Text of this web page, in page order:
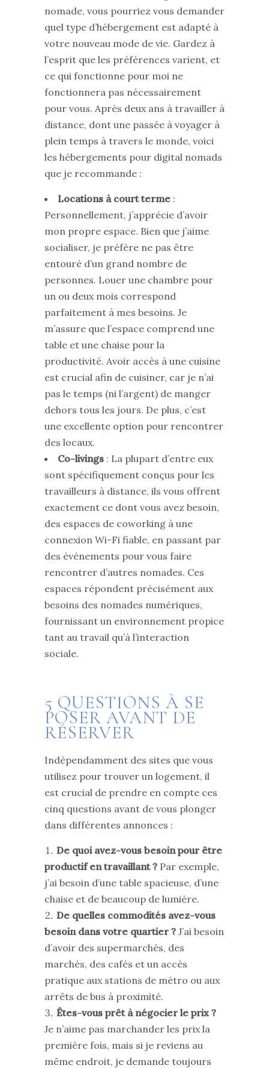
nomade, vous pourriez vous demander
quel type d’hébergement est adapté à
votre nouveau mode de vie. Gardez à
l’esprit que les préférences varient, et
ce qui fonctionne pour moi ne
fonctionnera pas nécessairement
pour vous. Après deux ans à travailler à
distance, dont une passée à voyager à
plein temps à travers le monde, voici
les hébergements pour digital nomads
que je recommande :
Locations à court terme :
Personnellement, j’apprécie d’avoir
mon propre espace. Bien que j’aime
socialiser, je préfère ne pas être
entouré d’un grand nombre de
personnes. Louer une chambre pour
un ou deux mois correspond
parfaitement à mes besoins. Je
m’assure que l’espace comprend une
table et une chaise pour la
productivité. Avoir accès à une cuisine
est crucial afin de cuisiner, car je n’ai
pas le temps (ni l’argent) de manger
dehors tous les jours. De plus, c’est
une excellente option pour rencontrer
des locaux.
Co-livings : La plupart d’entre eux
sont spécifiquement conçus pour les
travailleurs à distance, ils vous offrent
exactement ce dont vous avez besoin,
des espaces de coworking à une
connexion Wi-Fi fiable, en passant par
des événements pour vous faire
rencontrer d’autres nomades. Ces
espaces répondent précisément aux
besoins des nomades numériques,
fournissant un environnement propice
tant au travail qu’à l’interaction
sociale.
5 QUESTIONS À SE
POSER AVANT DE
RÉSERVER
Indépendamment des sites que vous
utilisez pour trouver un logement, il
est crucial de prendre en compte ces
cinq questions avant de vous plonger
dans différentes annonces :
De quoi avez-vous besoin pour être
productif en travaillant ? Par exemple,
j’ai besoin d’une table spacieuse, d’une
chaise et de beaucoup de lumière.
De quelles commodités avez-vous
besoin dans votre quartier ? J’ai besoin
d’avoir des supermarchés, des
marchés, des cafés et un accès
pratique aux stations de métro ou aux
arrêts de bus à proximité.
Êtes-vous prêt à négocier le prix ?
Je n’aime pas marchander les prix la
première fois, mais si je reviens au
même endroit, je demande toujours